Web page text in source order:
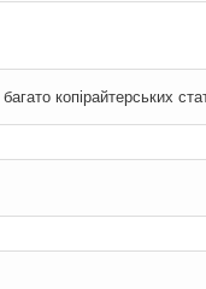
копірайтерських